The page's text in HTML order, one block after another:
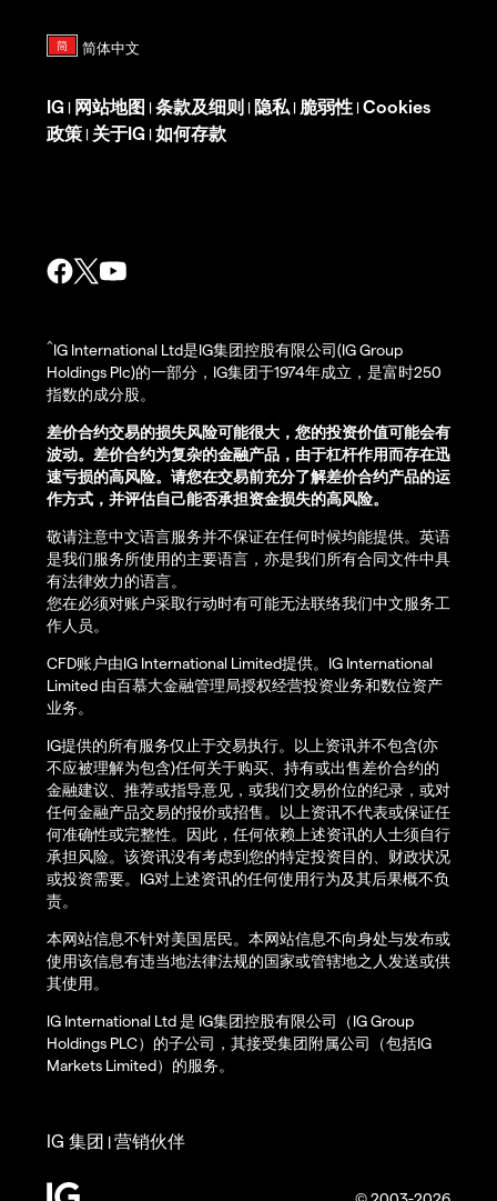
IG | 网站地图 | 条款及细则 | 隐私 | 脆弱性 | Cookies
政策 | 关于IG | 如何存款
^IG International Ltd是IG集团控股有限公司(IG Group
Holdings Plc)的一部分，IG集团于1974年成立，是富时250
指数的成分股。
差价合约交易的损失风险可能很大，您的投资价值可能会有
波动。差价合约为复杂的金融产品，由于杠杆作用而存在迅
速亏损的高风险。请您在交易前充分了解差价合约产品的运
作方式，并评估自己能否承担资金损失的高风险。
敬请注意中文语言服务并不保证在任何时候均能提供。英语
是我们服务所使用的主要语言，亦是我们所有合同文件中具
有法律效力的语言。
您在必须对账户采取行动时有可能无法联络我们中文服务工
作人员。
CFD账户由IG International Limited提供。IG International
Limited 由百慕大金融管理局授权经营投资业务和数位资产
业务。
IG提供的所有服务仅止于交易执行。以上资讯并不包含(亦
不应被理解为包含)任何关于购买、持有或出售差价合约的
金融建议、推荐或指导意见，或我们交易价位的纪录，或对
任何金融产品交易的报价或招售。以上资讯不代表或保证任
何准确性或完整性。因此，任何依赖上述资讯的人士须自行
承担风险。该资讯没有考虑到您的特定投资目的、财政状况
或投资需要。IG对上述资讯的任何使用行为及其后果概不负
责。
本网站信息不针对美国居民。本网站信息不向身处与发布或
使用该信息有违当地法律法规的国家或管辖地之人发送或供
其使用。
IG International Ltd 是 IG集团控股有限公司（IG Group
Holdings PLC）的子公司，其接受集团附属公司（包括IG
Markets Limited）的服务。
IG 集团 |营销伙伴